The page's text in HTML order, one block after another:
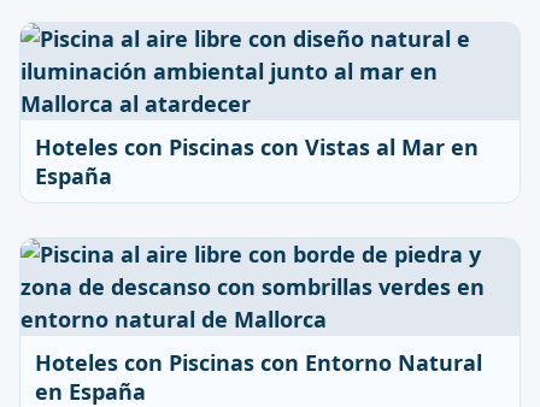
Hoteles con Piscinas con Vistas al Mar en
España
Hoteles con Piscinas con Entorno Natural
en España